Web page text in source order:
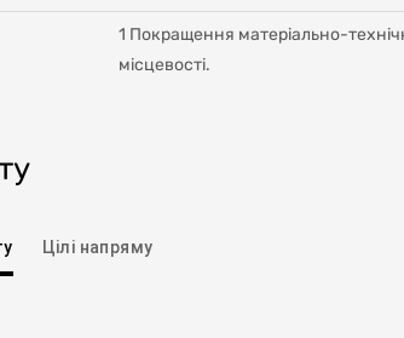
1 Покращення матеріально-
місцевості.
Цілі напряму